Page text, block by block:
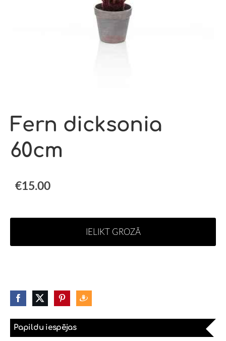
Papildu iespējas
Fern dicksonia
60cm
€15.00
IELIKT GROZĀ